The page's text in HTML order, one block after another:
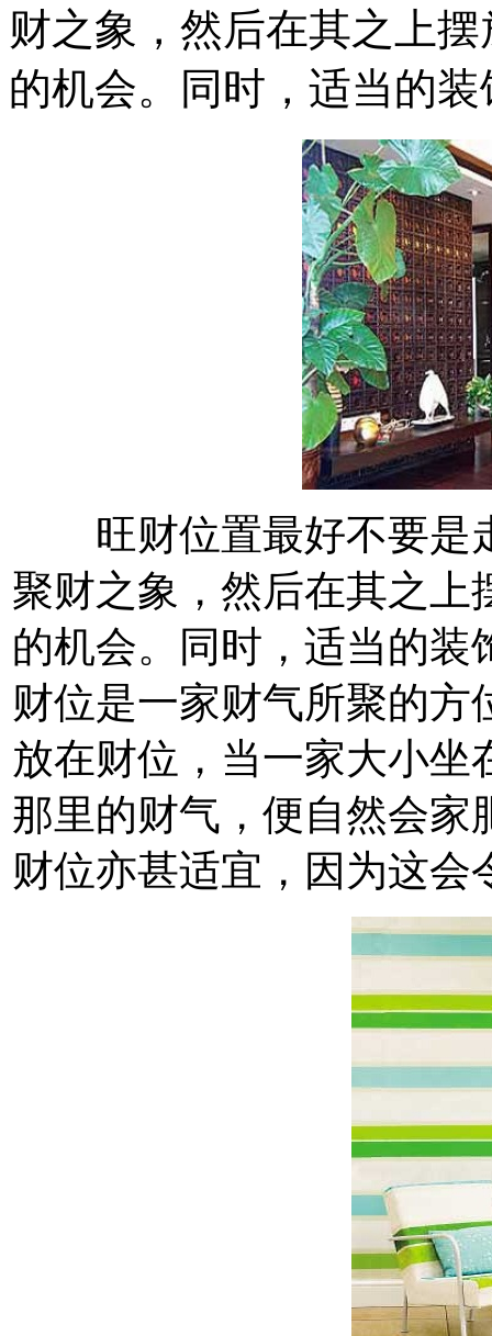
财之象，然后在其之上
的机会。同时，适当的
旺财位置最好不要是
聚财之象，然后在其之上
的机会。同时，适当的装
财位是一家财气所聚的
放在财位，当一家大小坐
那里的财气，便自然会家
财位亦甚适宜，因为这会